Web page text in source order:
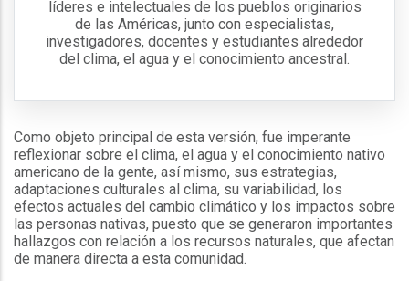
líderes e intelectuales de los pueblos originarios
de las Américas, junto con especialistas,
investigadores, docentes y estudiantes alrededor
del clima, el agua y el conocimiento ancestral.
Como objeto principal de esta versión, fue imperante
reflexionar sobre el clima, el agua y el conocimiento nativo
americano de la gente, así mismo, sus estrategias,
adaptaciones culturales al clima, su variabilidad, los
efectos actuales del cambio climático y los impactos sobre
las personas nativas, puesto que se generaron importantes
hallazgos con relación a los recursos naturales, que afectan
de manera directa a esta comunidad.